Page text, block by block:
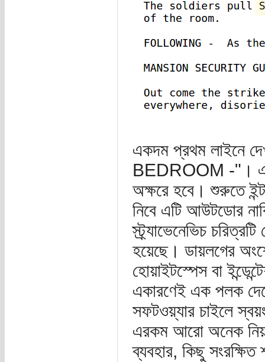
একদম প্রথম লাইনে
BEDROOM -"। এর
অক্ষরে হবে। শুরুতে
নিবে এটি আউটডোর
স্ট্র্যাভেনেভিচ
হয়েছে। ডায়লগের
হোয়াইটস্পেস বা
একারণেই এক পলক
সফটওয়্যার চাইলে
এরকম আরো অনেক নিয়ম
ব্যবহার, কিছু সংরক্ষিত